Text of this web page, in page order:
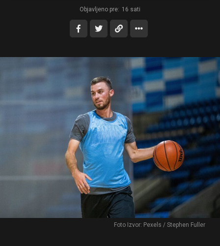
Objavljeno pre: 16 sati
Foto Izvor: Pexels / Stephen Fuller